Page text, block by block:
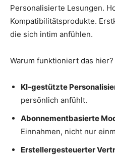
Personalisierte Lesungen.
Kompatibilitätsprodukte.
die sich intim anfühlen.
Warum funktioniert das hier?
KI-gestützte
persönlich anfühlt.
Abonnementbasierte
Einnahmen, nicht nur
Erstellergesteuerter